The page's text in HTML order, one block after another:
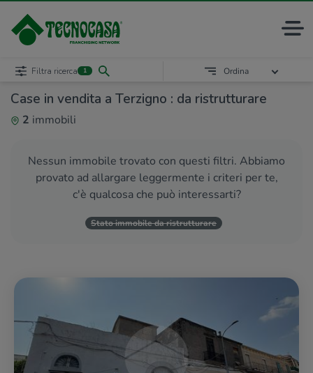
Case in vendita a Terzigno : da ristrutturare
2 immobili
Nessun immobile trovato con questi filtri. Abbiamo
provato ad allargare leggermente i criteri per te,
c'è qualcosa che può interessarti?
Stato immobile da ristrutturare
Filtra ricerca 1 Ordina